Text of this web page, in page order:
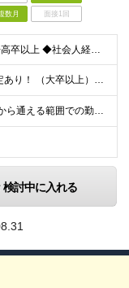
数月 面接1回
◆未経験・第二新卒OK ◆高卒以上 ◆社会人経験（就労経験）がある方 └業界・ポジション・年数不問 〈20～30代の社員が多数活躍中！〉 若手からベテランまで、さまざまな方が在籍。 前職経験を活かし
★賞与5.42ヶ月分支給予定あり！ （大卒以上）月給24万1,692円～39万5,780円＋各種手当＋賞与2回 （高卒以上）月給22万2,662円～39万5,780円＋各種手当＋賞与2回 ※上記は
★U/Iターン歓迎！ご自宅から通える範囲での勤務となります ★JR西日本本社（大阪市北区）または、当社事業エリア内（北陸から北九州まで）の各支社で勤務 ※関西に本社あり※ 〈近畿エリア〉 三重県（
検討中に入れる